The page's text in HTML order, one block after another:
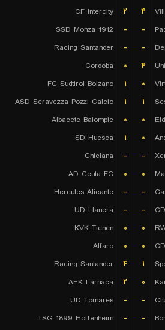
CF Intercity
۲ ۴
SSD Monza 1912
- -
Racing Santander
- -
Cordoba
۰ ۴
FC Sudtirol Bolzano
۱ ۰
ASD Seravezza Pozzi Calcio
۱ ۱
Albacete Balompie
۰ ۰
SD Huesca
۱ ۰
Chiclana
- -
AD Ceuta FC
۰ ۰
Hercules Alicante
- -
UD Llanera
- -
KVK Tienen
۰ ۰
Alfaro
۰ ۰
Racing Santander
۴ ۱
AEK Larnaca
۲ ۰
UD Tomares
- -
TSG 1899 Hoffenheim
- -